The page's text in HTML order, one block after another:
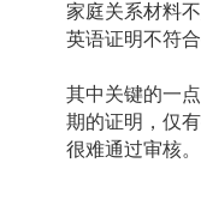
家庭关系材料
英语证明不符合
其中关键的一
期的证明，仅
很难通过审核。